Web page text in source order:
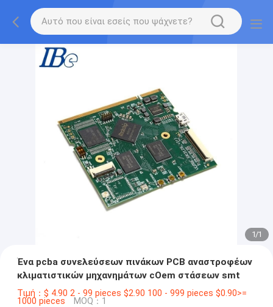
1/1
Ένα pcba συνελεύσεων πινάκων PCB αναστροφέων
κλιματιστικών μηχανημάτων cOem στάσεων smt
Τιμή：$ 4.90 2 - 99 pieces $2.90 100 - 999 pieces $0.90>=
1000 pieces MOQ：1